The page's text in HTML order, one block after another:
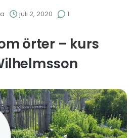
juli 2, 2020 1
örter – kurs